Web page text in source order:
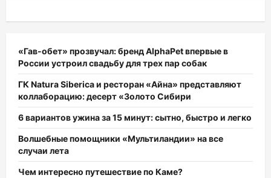
«Гав-обет» прозвучал: бренд AlphaPet впервые в
России устроил свадьбу для трех пар собак
ГК Natura Siberica и ресторан «Айна» представляют
коллаборацию: десерт «Золото Сибири
6 вариантов ужина за 15 минут: сытно, быстро и легко
Волшебные помощники «Мультиландии» на все
случаи лета
Чем интересно путешествие по Каме?